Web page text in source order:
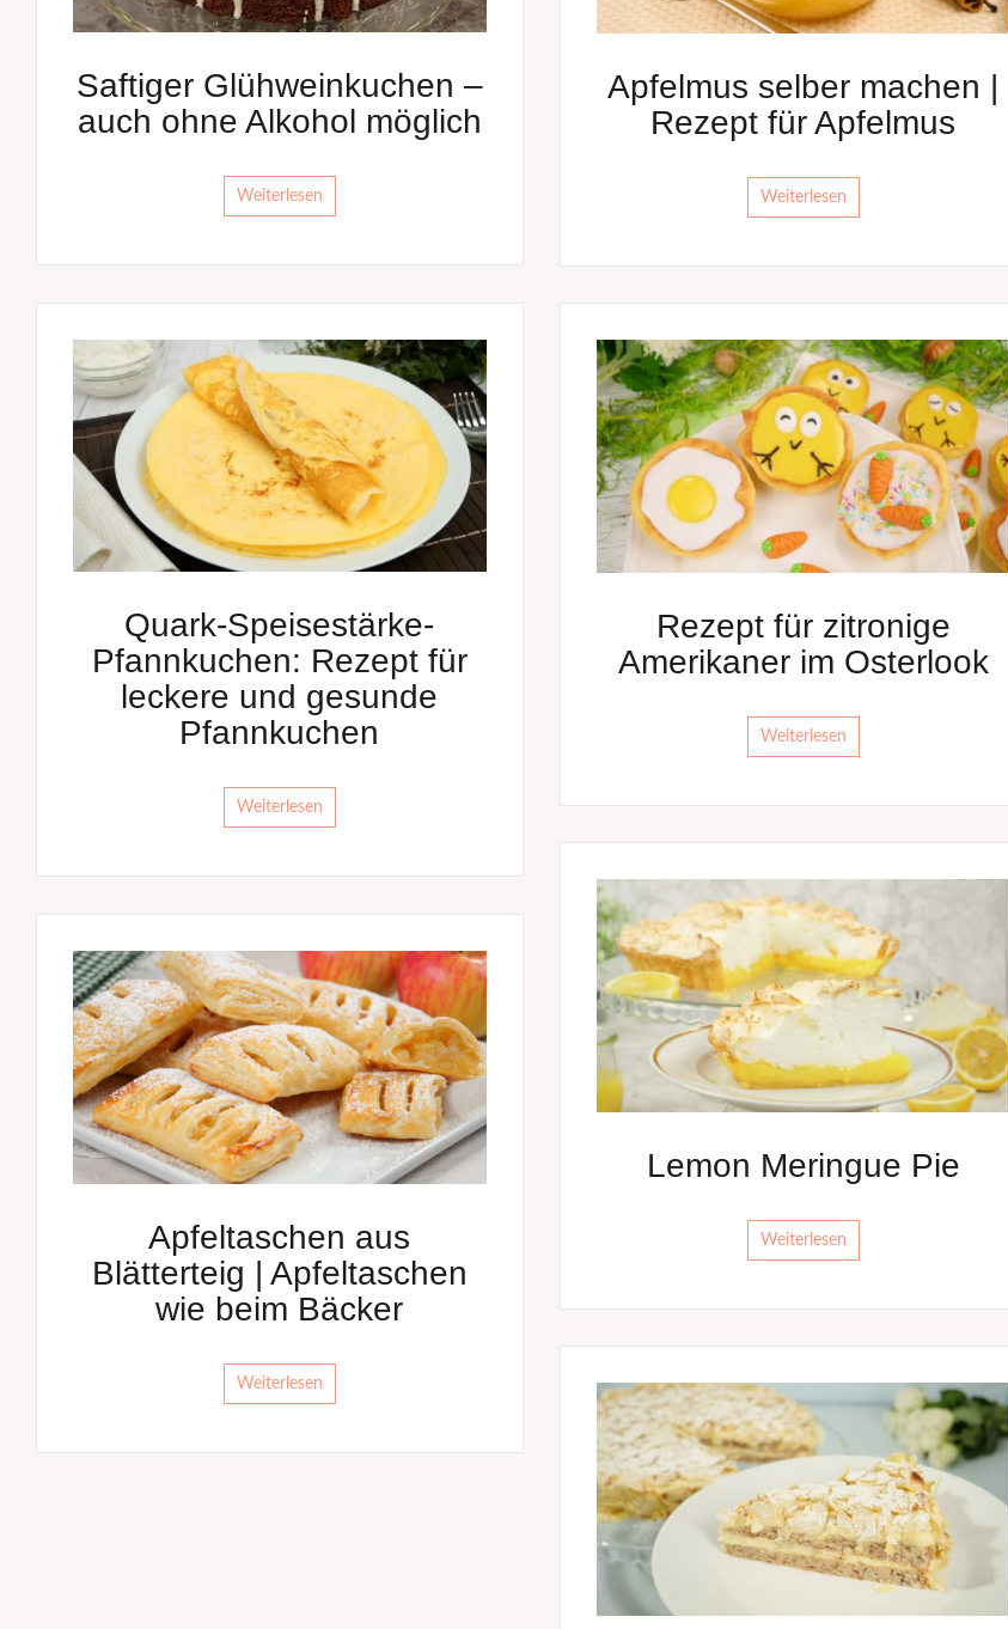
Saftiger Glühweinkuchen –
auch ohne Alkohol möglich
Weiterlesen
Apfelmus selber machen |
Rezept für Apfelmus
Weiterlesen
Quark-Speisestärke-
Pfannkuchen: Rezept für
leckere und gesunde
Pfannkuchen
Weiterlesen
Rezept für zitronige
Amerikaner im Osterlook
Weiterlesen
Lemon Meringue Pie
Weiterlesen
Apfeltaschen aus
Blätterteig | Apfeltaschen
wie beim Bäcker
Weiterlesen